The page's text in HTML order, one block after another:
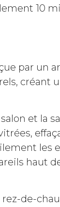
10
par un
créant
salon et la
les
haut
rez-de-